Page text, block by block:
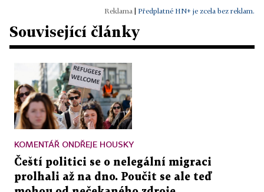
Předplatné HN+ je zcela bez reklam.
Související články
KOMENTÁŘ ONDŘEJE HOUSKY
Čeští politici se o nelegální migraci
prolhali až na dno. Poučit se ale teď